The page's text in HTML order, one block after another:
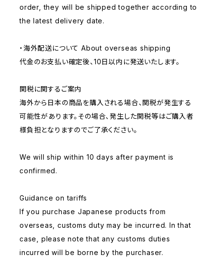
order, they will be shipped together according to
the latest delivery date.
・海外配送について About overseas shipping
代金のお支払い確定後、10日以内に発送いたします。
関税に関するご案内
海外から日本の商品を購入される場合、関税が発生する
可能性があります。その場合、発生した関税等はご購入者
様負担となりますのでご了承ください。
We will ship within 10 days after payment is
confirmed.
Guidance on tariffs
If you purchase Japanese products from
overseas, customs duty may be incurred. In that
case, please note that any customs duties
incurred will be borne by the purchaser.